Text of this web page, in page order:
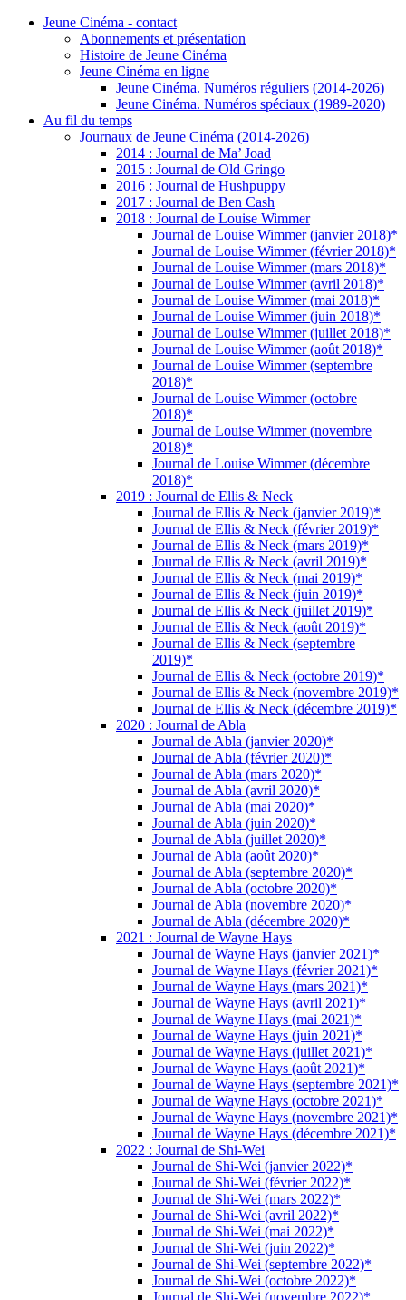
Jeune Cinéma - contact
Abonnements et présentation
Histoire de Jeune Cinéma
Jeune Cinéma en ligne
Jeune Cinéma. Numéros réguliers (2014-2026)
Jeune Cinéma. Numéros spéciaux (1989-2020)
Au fil du temps
Journaux de Jeune Cinéma (2014-2026)
2014 : Journal de Ma’ Joad
2015 : Journal de Old Gringo
2016 : Journal de Hushpuppy
2017 : Journal de Ben Cash
2018 : Journal de Louise Wimmer
Journal de Louise Wimmer (janvier 2018)*
Journal de Louise Wimmer (février 2018)*
Journal de Louise Wimmer (mars 2018)*
Journal de Louise Wimmer (avril 2018)*
Journal de Louise Wimmer (mai 2018)*
Journal de Louise Wimmer (juin 2018)*
Journal de Louise Wimmer (juillet 2018)*
Journal de Louise Wimmer (août 2018)*
Journal de Louise Wimmer (septembre
2018)*
Journal de Louise Wimmer (octobre
2018)*
Journal de Louise Wimmer (novembre
2018)*
Journal de Louise Wimmer (décembre
2018)*
2019 : Journal de Ellis & Neck
Journal de Ellis & Neck (janvier 2019)*
Journal de Ellis & Neck (février 2019)*
Journal de Ellis & Neck (mars 2019)*
Journal de Ellis & Neck (avril 2019)*
Journal de Ellis & Neck (mai 2019)*
Journal de Ellis & Neck (juin 2019)*
Journal de Ellis & Neck (juillet 2019)*
Journal de Ellis & Neck (août 2019)*
Journal de Ellis & Neck (septembre
2019)*
Journal de Ellis & Neck (octobre 2019)*
Journal de Ellis & Neck (novembre 2019)*
Journal de Ellis & Neck (décembre 2019)*
2020 : Journal de Abla
Journal de Abla (janvier 2020)*
Journal de Abla (février 2020)*
Journal de Abla (mars 2020)*
Journal de Abla (avril 2020)*
Journal de Abla (mai 2020)*
Journal de Abla (juin 2020)*
Journal de Abla (juillet 2020)*
Journal de Abla (août 2020)*
Journal de Abla (septembre 2020)*
Journal de Abla (octobre 2020)*
Journal de Abla (novembre 2020)*
Journal de Abla (décembre 2020)*
2021 : Journal de Wayne Hays
Journal de Wayne Hays (janvier 2021)*
Journal de Wayne Hays (février 2021)*
Journal de Wayne Hays (mars 2021)*
Journal de Wayne Hays (avril 2021)*
Journal de Wayne Hays (mai 2021)*
Journal de Wayne Hays (juin 2021)*
Journal de Wayne Hays (juillet 2021)*
Journal de Wayne Hays (août 2021)*
Journal de Wayne Hays (septembre 2021)*
Journal de Wayne Hays (octobre 2021)*
Journal de Wayne Hays (novembre 2021)*
Journal de Wayne Hays (décembre 2021)*
2022 : Journal de Shi-Wei
Journal de Shi-Wei (janvier 2022)*
Journal de Shi-Wei (février 2022)*
Journal de Shi-Wei (mars 2022)*
Journal de Shi-Wei (avril 2022)*
Journal de Shi-Wei (mai 2022)*
Journal de Shi-Wei (juin 2022)*
Journal de Shi-Wei (septembre 2022)*
Journal de Shi-Wei (octobre 2022)*
Journal de Shi-Wei (novembre 2022)*